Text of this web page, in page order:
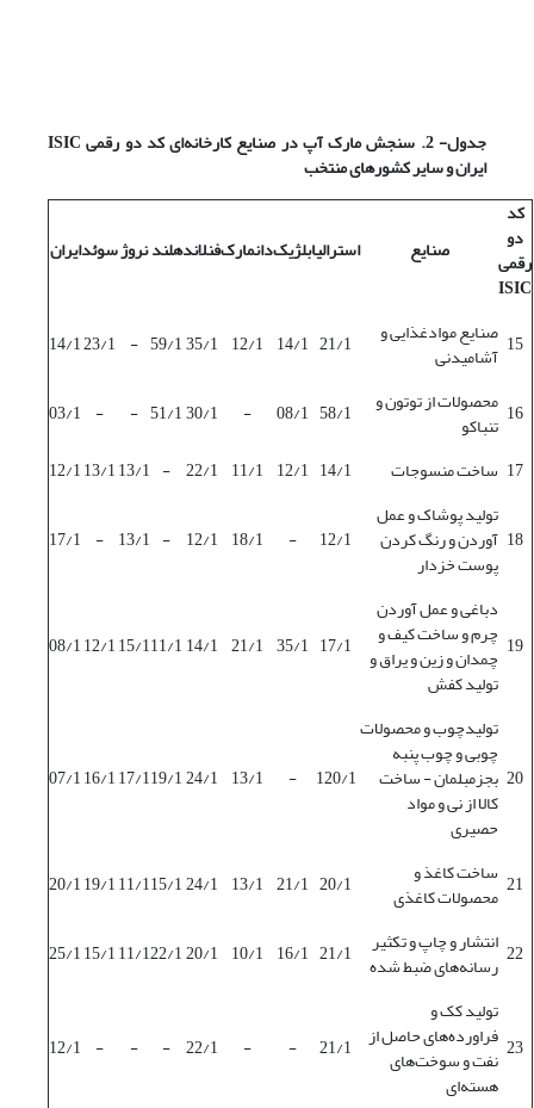
جدول- 2. سنجش مارک آپ در صنایع کارخانه‌ای کد دو رقمی ISIC
ایران و سایر کشورهای منتخب
کد
دو
رقمی
ISIC
صنایع استرالیابلژیکدانمارکفنلاندهلندنروژسوئدایران
15 صنایع موادغذایی و
آشامیدنی 21/1
14/1
12/1
35/1
59/1
-
23/1
14/1
16 محصولات از توتون و
تنباکو 58/1
08/1
-
30/1
51/1
-
-
03/1
17 ساخت منسوجات 14/1
12/1
11/1
22/1
-
13/1
13/1
12/1
18
تولید پوشاک و عمل
آوردن و رنگ کردن
پوست خزدار
12/1
-
18/1
12/1
-
13/1
-
17/1
19
دباغی و عمل آوردن
چرم و ساخت کیف و
چمدان و زین و یراق و
تولید کفش
17/1
35/1
21/1
14/1
11/1
15/1
12/1
08/1
20
تولیدچوب و محصولات
چوبی و چوب پنبه
بجزمبلمان - ساخت
کالا از نی و مواد
حصیری
120/1
-
13/1
24/1
19/1
17/1
16/1
07/1
21 ساخت کاغذ و
محصولات کاغذی 20/1
21/1
13/1
24/1
15/1
11/1
19/1
20/1
22 انتشار و چاپ و تکثیر
رسانه‌های ضبط شده 21/1
16/1
10/1
20/1
22/1
11/1
15/1
25/1
23
تولید کک و
فراورده‌های حاصل از
نفت و سوخت‌های
هسته‌ای
21/1
-
-
22/1
-
-
-
12/1